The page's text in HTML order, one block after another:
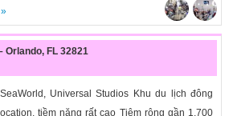
Orlando, FL 32821
Universal Studios Khu du lịch đông
tiềm năng rất cao Tiệm rộng gần 1,700